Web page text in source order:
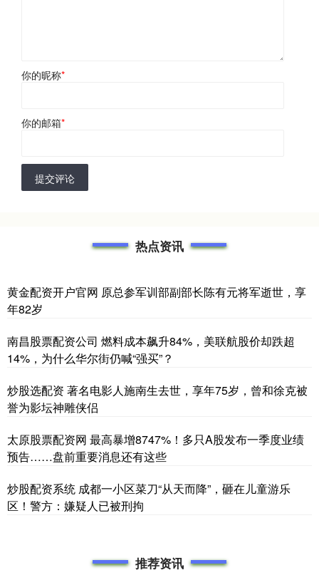
你的昵称*
你的邮箱*
提交评论
热点资讯
黄金配资开户官网 原总参军训部副部长陈有元将军逝世，享
年82岁
南昌股票配资公司 燃料成本飙升84%，美联航股价却跌超
14%，为什么华尔街仍喊“强买”？
炒股选配资 著名电影人施南生去世，享年75岁，曾和徐克被
誉为影坛神雕侠侣
太原股票配资网 最高暴增8747%！多只A股发布一季度业绩
预告……盘前重要消息还有这些
炒股配资系统 成都一小区菜刀“从天而降”，砸在儿童游乐
区！警方：嫌疑人已被刑拘
推荐资讯